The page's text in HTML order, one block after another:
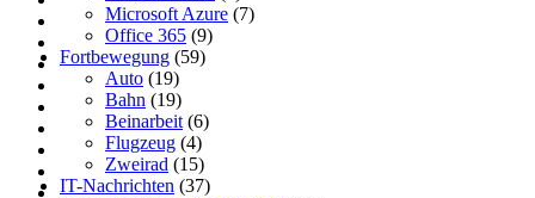
Microsoft Azure (7)
Office 365 (9)
Fortbewegung (59)
Auto (19)
Bahn (19)
Beinarbeit (6)
Flugzeug (4)
Zweirad (15)
IT-Nachrichten (37)